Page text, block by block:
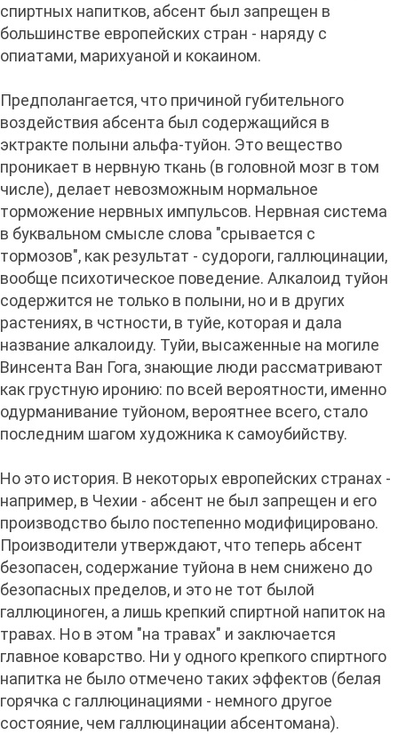
спиртных напитков, абсент был запрещен в
большинстве европейских стран - наряду с
опиатами, марихуаной и кокаином.
Предполангается, что причиной губительного
воздействия абсента был содержащийся в
эктракте полыни альфа-туйон. Это вещество
проникает в нервную ткань (в головной мозг в том
числе), делает невозможным нормальное
торможение нервных импульсов. Нервная система
в буквальном смысле слова "срывается с
тормозов", как результат - судороги, галлюцинации,
вообще психотическое поведение. Алкалоид туйон
содержится не только в полыни, но и в других
растениях, в чстности, в туйе, которая и дала
название алкалоиду. Туйи, высаженные на могиле
Винсента Ван Гога, знающие люди рассматривают
как грустную иронию: по всей вероятности, именно
одурманивание туйоном, вероятнее всего, стало
последним шагом художника к самоубийству.
Но это история. В некоторых европейских странах -
например, в Чехии - абсент не был запрещен и его
производство было постепенно модифицировано.
Производители утверждают, что теперь абсент
безопасен, содержание туйона в нем снижено до
безопасных пределов, и это не тот былой
галлюциноген, а лишь крепкий спиртной напиток на
травах. Но в этом "на травах" и заключается
главное коварство. Ни у одного крепкого спиртного
напитка не было отмечено таких эффектов (белая
горячка с галлюцинациями - немного другое
состояние, чем галлюцинации абсентомана).